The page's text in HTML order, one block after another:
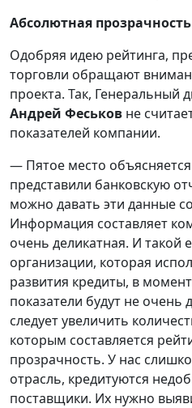
Абсолютная прозрачность
Одобряя идею рейтинга,
торговли обращают
проекта. Так, Генеральный
Андрей Феськов не
показателей компании.
— Пятое место
представили банковскую
можно давать эти данные
Информация составляет
очень деликатная. И такой
организации, которая
развития кредиты, в
показатели будут не очень
следует увеличить
которым составляется
прозрачность. У нас
отрасль, кредитуются
поставщики. Их нужно